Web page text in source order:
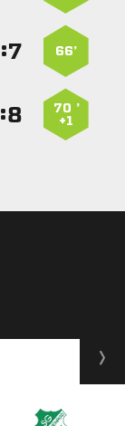
66’
:
70 ’
+1
: